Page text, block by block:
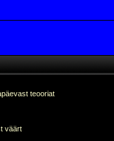
teooriat
väärt